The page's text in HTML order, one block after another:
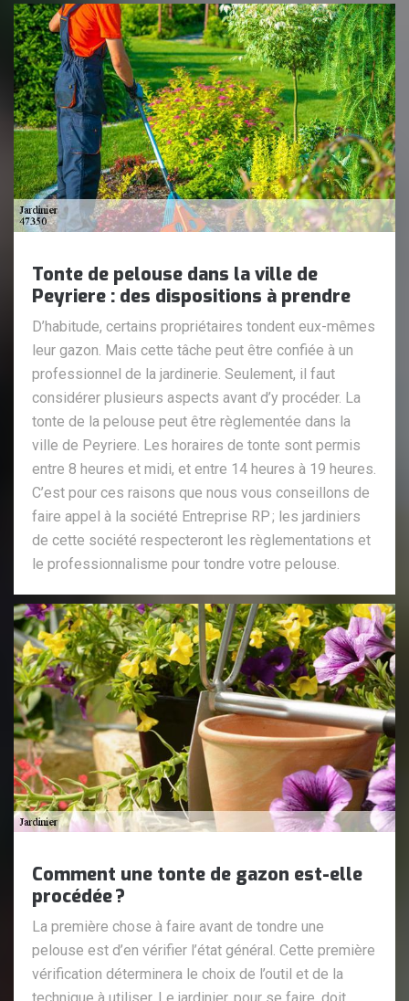
Tonte de pelouse dans la ville de
Peyriere : des dispositions à prendre
D’habitude, certains propriétaires tondent eux-mêmes
leur gazon. Mais cette tâche peut être confiée à un
professionnel de la jardinerie. Seulement, il faut
considérer plusieurs aspects avant d’y procéder. La
tonte de la pelouse peut être règlementée dans la
ville de Peyriere. Les horaires de tonte sont permis
entre 8 heures et midi, et entre 14 heures à 19 heures.
C’est pour ces raisons que nous vous conseillons de
faire appel à la société Entreprise RP ; les jardiniers
de cette société respecteront les règlementations et
le professionnalisme pour tondre votre pelouse.
Comment une tonte de gazon est-elle
procédée ?
La première chose à faire avant de tondre une
pelouse est d’en vérifier l’état général. Cette première
vérification déterminera le choix de l’outil et de la
technique à utiliser. Le jardinier, pour se faire, doit